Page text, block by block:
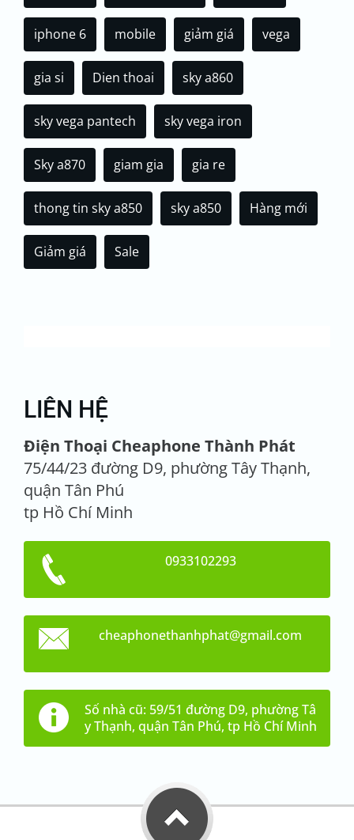
iphone 6 mobile giảm giá vega
gia si Dien thoai sky a860
sky vega pantech sky vega iron
Sky a870 giam gia gia re
thong tin sky a850 sky a850 Hàng mới
Giảm giá Sale
LIÊN HỆ
Điện Thoại Cheaphone Thành Phát
75/44/23 đường D9, phường Tây Thạnh,
quận Tân Phú
tp Hồ Chí Minh
0933102293
cheaphonethanhphat@gmail.com
Số nhà cũ: 59/51 đường D9, phường Tâ
y Thạnh, quận Tân Phú, tp Hồ Chí Minh